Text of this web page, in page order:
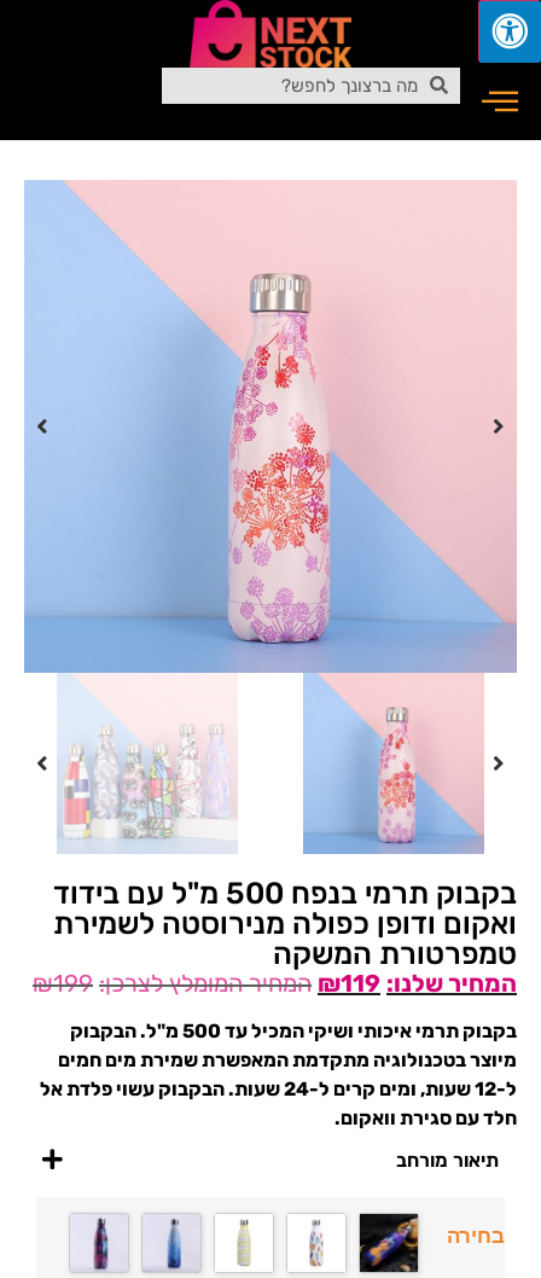
בקבוק תרמי בנפח 500 מ"ל עם בידוד
ואקום ודופן כפולה מנירוסטה לשמירת
טמפרטורת המשקה
₪199 ₪119
בקבוק תרמי איכותי ושיקי המכיל עד 500 מ"ל. הבקבוק
מיוצר בטכנולוגיה מתקדמת המאפשרת שמירת מים חמים
ל-12 שעות, ומים קרים ל-24 שעות. הבקבוק עשוי פלדת אל
חלד עם סגירת וואקום.
תיאור מורחב
בחירה